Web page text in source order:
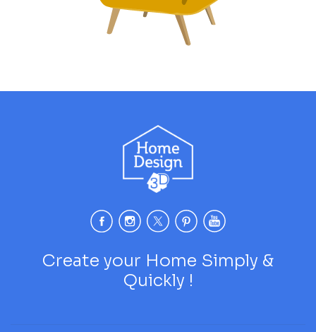
Create your Home Simply &
Quickly !